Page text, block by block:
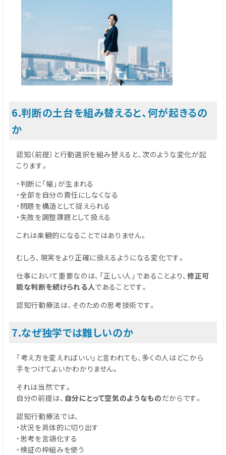
6.判断の土台を組み替えると、何が起きるの
か
認知（前提）と行動選択を組み替えると、次のような変化が起
こります。
・判断に「幅」が生まれる
・全部を自分の責任にしなくなる
・問題を構造として捉えられる
・失敗を調整課題として扱える
これは楽観的になることではありません。
むしろ、現実をより正確に扱えるようになる変化です。
仕事において重要なのは、「正しい人」であることより、 修正可
能な判断を続けられる人であることです。
認知行動療法は、そのための思考技術です。
7.なぜ独学では難しいのか
「考え方を変えればいい」と言われても、多くの人はどこから
手をつけてよいかわかりません。
それは当然です。
自分の前提は、 自分にとって空気のようなものだからです。
認知行動療法では、
・状況を具体的に切り出す
・思考を言語化する
・検証の枠組みを使う